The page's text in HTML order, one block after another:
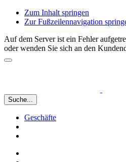
Zum Inhalt springen
Zur Fußzeilennavigation
Auf dem Server ist ein Fehler
oder wenden Sie sich an den
Suche...
Geschäfte